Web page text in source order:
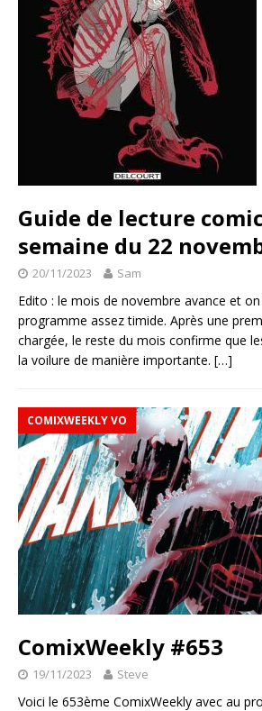
Guide de lecture
semaine du 22
20/11/2023 Sam
Edito : le mois de novembre avance et
programme assez timide. Après une
chargée, le reste du mois confirme que
la voilure de manière importante. […]
COMIXWEEKLY VO
ComixWeekly #653
19/11/2023 Steve
Voici le 653ème ComixWeekly avec au